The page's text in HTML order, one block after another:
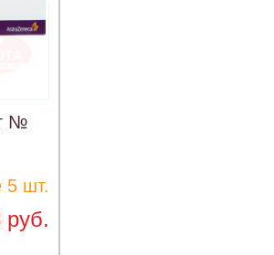
№
5 шт.
руб.